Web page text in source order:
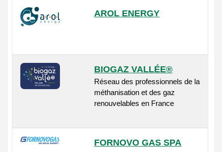
AROL ENERGY
BIOGAZ VALLÉE®
Réseau des professionnels de la
méthanisation et des gaz
renouvelables en France
FORNOVO GAS SPA